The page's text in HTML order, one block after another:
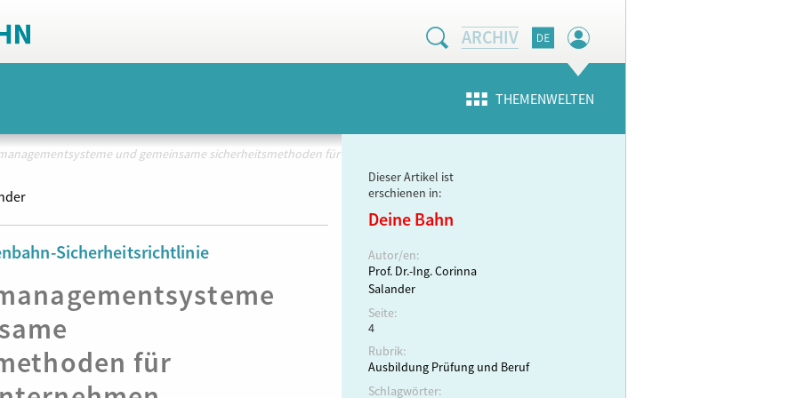
ARCHIV
THEMENWELTEN
und gemeinsame sicherheitsmethoden für
Sicherheitsrichtlinie
für
Dieser Artikel ist
erschienen in:
Deine Bahn
Autor/en:
Prof. Dr.-Ing. Corinna
Salander
Seite:
4
Rubrik:
Ausbildung Prüfung und Beruf
Schlagwörter: